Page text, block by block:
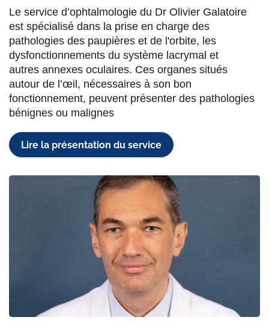
Le service d’ophtalmologie du Dr Olivier Galatoire
est spécialisé dans la prise en charge des
pathologies des paupières et de l'orbite, les
dysfonctionnements du système lacrymal et
autres annexes oculaires. Ces organes situés
autour de l’œil, nécessaires à son bon
fonctionnement, peuvent présenter des pathologies
bénignes ou malignes
Lire la présentation du service